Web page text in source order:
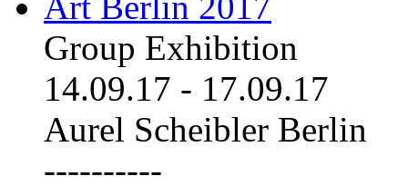
Group Exhibition
14.09.17 - 17.09.17
Aurel Scheibler Berlin
----------